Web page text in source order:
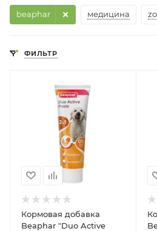
медицина
beaphar
ФИЛЬТР
Кормовая добавка
Beaphar "Duo Active